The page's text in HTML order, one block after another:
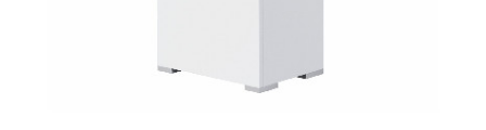
Oase Styleline wit, pootjes met aluminium look
Oase Styleline wit opbergruimte